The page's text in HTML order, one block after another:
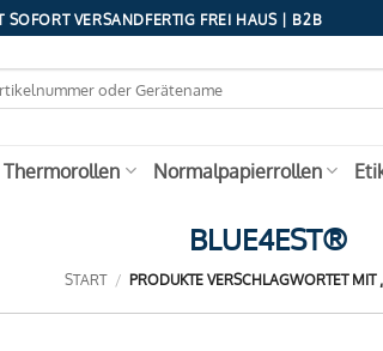
SOFORT VERSANDFERTIG FREI HAUS | B2B
Normalpapierrollen
BLUE4EST®
START / PRODUKTE VERSCHLAGWORTET MIT